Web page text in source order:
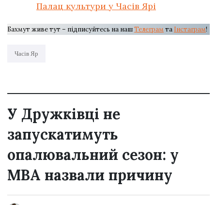
Палац культури у Часів Ярі
Бахмут живе тут – підписуйтесь на нашТелеграм та Інстаграм!
Часів Яр
У Дружківці не
запускатимуть
опалювальний сезон: у
МВА назвали причину